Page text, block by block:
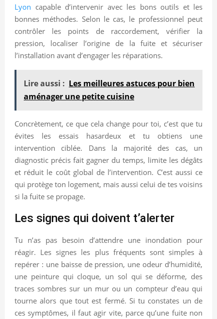
Lyon capable d’intervenir avec les bons outils et les
bonnes méthodes. Selon le cas, le professionnel peut
contrôler les points de raccordement, vérifier la
pression, localiser l’origine de la fuite et sécuriser
l’installation avant d’engager les réparations.
Lire aussi : Les meilleures astuces pour bien
aménager une petite cuisine
Concrètement, ce que cela change pour toi, c’est que tu
évites les essais hasardeux et tu obtiens une
intervention ciblée. Dans la majorité des cas, un
diagnostic précis fait gagner du temps, limite les dégâts
et réduit le coût global de l’intervention. C’est aussi ce
qui protège ton logement, mais aussi celui de tes voisins
si la fuite se propage.
Les signes qui doivent t’alerter
Tu n’as pas besoin d’attendre une inondation pour
réagir. Les signes les plus fréquents sont simples à
repérer : une baisse de pression, une odeur d’humidité,
une peinture qui cloque, un sol qui se déforme, des
traces sombres sur un mur ou un compteur d’eau qui
tourne alors que tout est fermé. Si tu constates un de
ces symptômes, il faut agir vite, parce qu’une fuite non